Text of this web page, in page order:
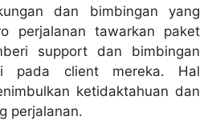
dan bimbingan yang
perjalanan tawarkan paket
support dan bimbingan
pada client mereka. Hal
ketidaktahuan dan
perjalanan.